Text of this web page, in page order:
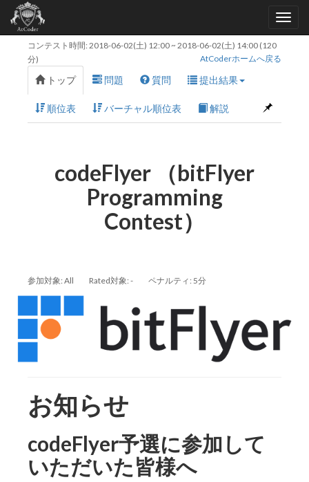
コンテスト時間: 2018-06-02(土) 12:00~ 2018-06-02(土) 14:00 (120
分)
AtCoderホームへ戻る
トップ 問題 質問 提出結果
順位表 バーチャル順位表 解説
codeFlyer （bitFlyer
Programming
Contest）
参加対象: All Rated対象: - ペナルティ: 5分
お知らせ
codeFlyer予選に参加して
いただいた皆様へ